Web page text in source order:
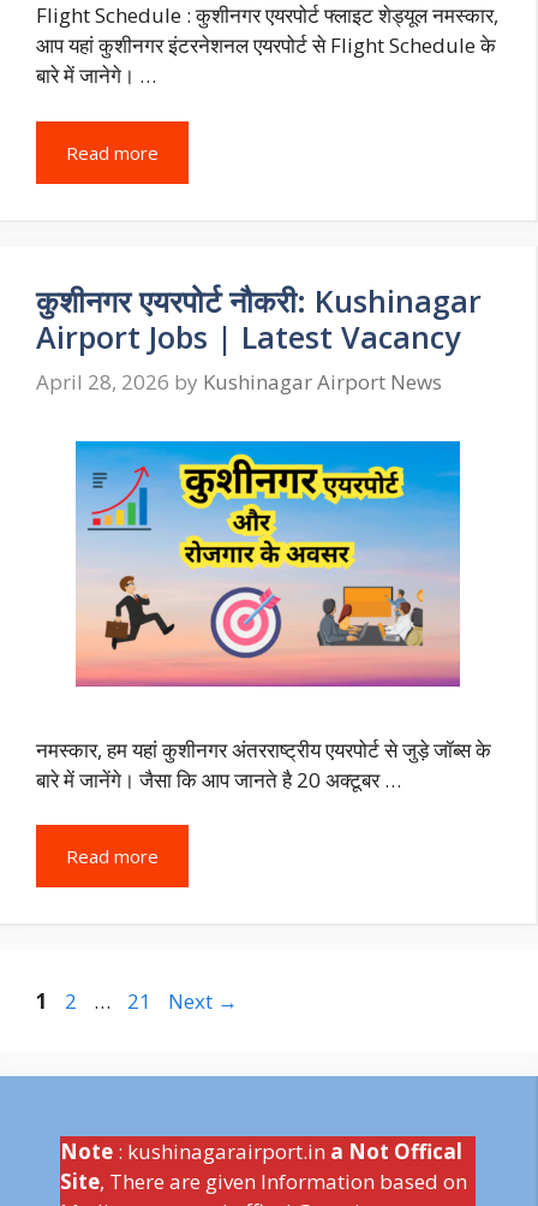
Flight Schedule : कुशीनगर एयरपोर्ट फ्लाइट शेड्यूल नमस्कार,
आप यहां कुशीनगर इंटरनेशनल एयरपोर्ट से Flight Schedule के
बारे में जानेगे। …
Read more
कुशीनगर एयरपोर्ट नौकरी: Kushinagar
Airport Jobs | Latest Vacancy
April 28, 2026 by Kushinagar Airport News
नमस्कार, हम यहां कुशीनगर अंतरराष्ट्रीय एयरपोर्ट से जुड़े जॉब्स के
बारे में जानेंगे। जैसा कि आप जानते है 20 अक्टूबर …
Read more
Page
1 Page
2 … Page
21 Next →
Note : kushinagarairport.in a Not Offical
Site, There are given Information based on